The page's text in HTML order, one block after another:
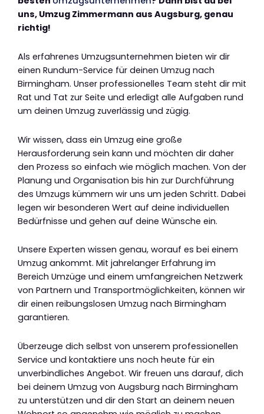
uns, Umzug Zimmermann aus Augsburg, genau
richtig!
Als erfahrenes Umzugsunternehmen bieten wir dir
einen Rundum-Service für deinen Umzug nach
Birmingham. Unser professionelles Team steht dir mit
Rat und Tat zur Seite und erledigt alle Aufgaben rund
um deinen Umzug zuverlässig und zügig.
Wir wissen, dass ein Umzug eine große
Herausforderung sein kann und möchten dir daher
den Prozess so einfach wie möglich machen. Von der
Planung und Organisation bis hin zur Durchführung
des Umzugs kümmern wir uns um jeden Schritt. Dabei
legen wir besonderen Wert auf deine individuellen
Bedürfnisse und gehen auf deine Wünsche ein.
Unsere Experten wissen genau, worauf es bei einem
Umzug ankommt. Mit jahrelanger Erfahrung im
Bereich Umzüge und einem umfangreichen Netzwerk
von Partnern und Transportmöglichkeiten, können wir
dir einen reibungslosen Umzug nach Birmingham
garantieren.
Überzeuge dich selbst von unserem professionellen
Service und kontaktiere uns noch heute für ein
unverbindliches Angebot. Wir freuen uns darauf, dich
bei deinem Umzug von Augsburg nach Birmingham
zu unterstützen und dir den Start an deinem neuen